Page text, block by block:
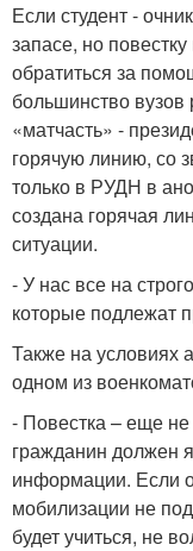
Если студент -
запасе, но
обратиться за
большинство вузов
«матчасть» -
горячую линию, со
только в РУДН в
создана горячая
ситуации.
- У нас все на
которые подлежат
Также на условиях
одном из
- Повестка – еще
гражданин должен
информации. Если
мобилизации не
будет учиться, не